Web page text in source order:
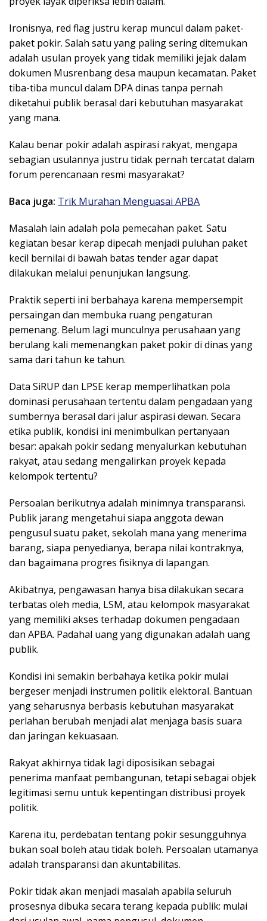
Ironisnya, red flag justru kerap muncul dalam paket-
paket pokir. Salah satu yang paling sering ditemukan
adalah usulan proyek yang tidak memiliki jejak dalam
dokumen Musrenbang desa maupun kecamatan. Paket
tiba-tiba muncul dalam DPA dinas tanpa pernah
diketahui publik berasal dari kebutuhan masyarakat
yang mana.
Kalau benar pokir adalah aspirasi rakyat, mengapa
sebagian usulannya justru tidak pernah tercatat dalam
forum perencanaan resmi masyarakat?
Baca juga: Trik Murahan Menguasai APBA
Masalah lain adalah pola pemecahan paket. Satu
kegiatan besar kerap dipecah menjadi puluhan paket
kecil bernilai di bawah batas tender agar dapat
dilakukan melalui penunjukan langsung.
Praktik seperti ini berbahaya karena mempersempit
persaingan dan membuka ruang pengaturan
pemenang. Belum lagi munculnya perusahaan yang
berulang kali memenangkan paket pokir di dinas yang
sama dari tahun ke tahun.
Data SiRUP dan LPSE kerap memperlihatkan pola
dominasi perusahaan tertentu dalam pengadaan yang
sumbernya berasal dari jalur aspirasi dewan. Secara
etika publik, kondisi ini menimbulkan pertanyaan
besar: apakah pokir sedang menyalurkan kebutuhan
rakyat, atau sedang mengalirkan proyek kepada
kelompok tertentu?
Persoalan berikutnya adalah minimnya transparansi.
Publik jarang mengetahui siapa anggota dewan
pengusul suatu paket, sekolah mana yang menerima
barang, siapa penyedianya, berapa nilai kontraknya,
dan bagaimana progres fisiknya di lapangan.
Akibatnya, pengawasan hanya bisa dilakukan secara
terbatas oleh media, LSM, atau kelompok masyarakat
yang memiliki akses terhadap dokumen pengadaan
dan APBA. Padahal uang yang digunakan adalah uang
publik.
Kondisi ini semakin berbahaya ketika pokir mulai
bergeser menjadi instrumen politik elektoral. Bantuan
yang seharusnya berbasis kebutuhan masyarakat
perlahan berubah menjadi alat menjaga basis suara
dan jaringan kekuasaan.
Rakyat akhirnya tidak lagi diposisikan sebagai
penerima manfaat pembangunan, tetapi sebagai objek
legitimasi semu untuk kepentingan distribusi proyek
politik.
Karena itu, perdebatan tentang pokir sesungguhnya
bukan soal boleh atau tidak boleh. Persoalan utamanya
adalah transparansi dan akuntabilitas.
Pokir tidak akan menjadi masalah apabila seluruh
prosesnya dibuka secara terang kepada publik: mulai